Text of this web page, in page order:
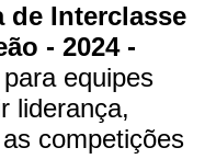
de Interclasse
- 2024 -
equipes
liderança,
competições